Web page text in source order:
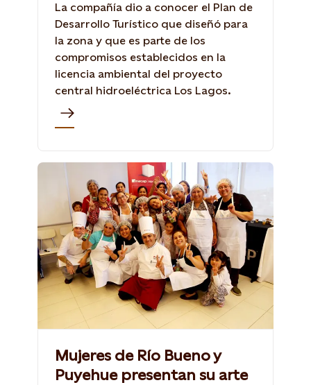
La compañía dio a conocer el Plan de
Desarrollo Turístico que diseñó para
la zona y que es parte de los
compromisos establecidos en la
licencia ambiental del proyecto
central hidroeléctrica Los Lagos.
Mujeres de Río Bueno y
Puyehue presentan su arte